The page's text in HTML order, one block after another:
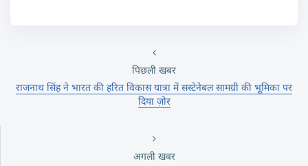
पिछली खबर
राजनाथ सिंह ने भारत की हरित विकास यात्रा में सस्टेनेबल सामग्री की भूमिका पर
दिया ज़ोर
अगली खबर